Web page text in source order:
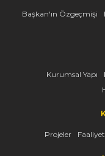
Başkan'ın Özgeçmişi
Kurumsal Yapı
Projeler